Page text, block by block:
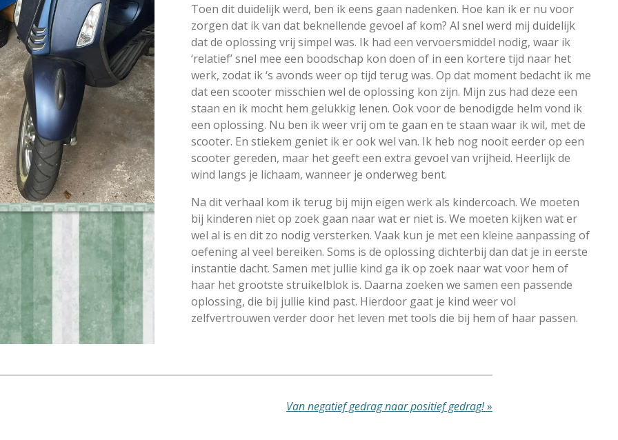
Toen dit duidelijk werd, ben ik eens gaan nadenken. Hoe kan ik er nu voor
zorgen dat ik van dat beknellende gevoel af kom? Al snel werd mij duidelijk
dat de oplossing vrij simpel was. Ik had een vervoersmiddel nodig, waar ik
‘relatief’ snel mee een boodschap kon doen of in een kortere tijd naar het
werk, zodat ik ‘s avonds weer op tijd terug was. Op dat moment bedacht ik me
dat een scooter misschien wel de oplossing kon zijn. Mijn zus had deze een
staan en ik mocht hem gelukkig lenen. Ook voor de benodigde helm vond ik
een oplossing. Nu ben ik weer vrij om te gaan en te staan waar ik wil, met de
scooter. En stiekem geniet ik er ook wel van. Ik heb nog nooit eerder op een
scooter gereden, maar het geeft een extra gevoel van vrijheid. Heerlijk de
wind langs je lichaam, wanneer je onderweg bent.
Na dit verhaal kom ik terug bij mijn eigen werk als kindercoach. We moeten
bij kinderen niet op zoek gaan naar wat er nietis. We moeten kijken wat er
wel al is en dit zo nodig versterken. Vaak kun je met een kleine aanpassing of
oefening al veel bereiken. Soms is de oplossing dichterbij dan dat je in eerste
instantie dacht. Samen met jullie kind ga ik op zoek naar wat voor hem of
haar het grootste struikelblok is. Daarna zoeken we samen een passende
oplossing, die bij jullie kind past. Hierdoor gaat je kind weer vol
zelfvertrouwen verder door het leven met tools die bij hem of haar passen.
Van negatief gedrag naar positief gedrag!»